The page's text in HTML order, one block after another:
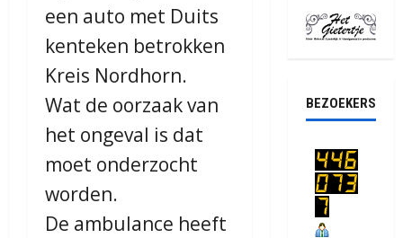
een auto met Duits
kenteken betrokken
Kreis Nordhorn.
Wat de oorzaak van
het ongeval is dat
moet onderzocht
worden.
De ambulance heeft
BEZOEKERS